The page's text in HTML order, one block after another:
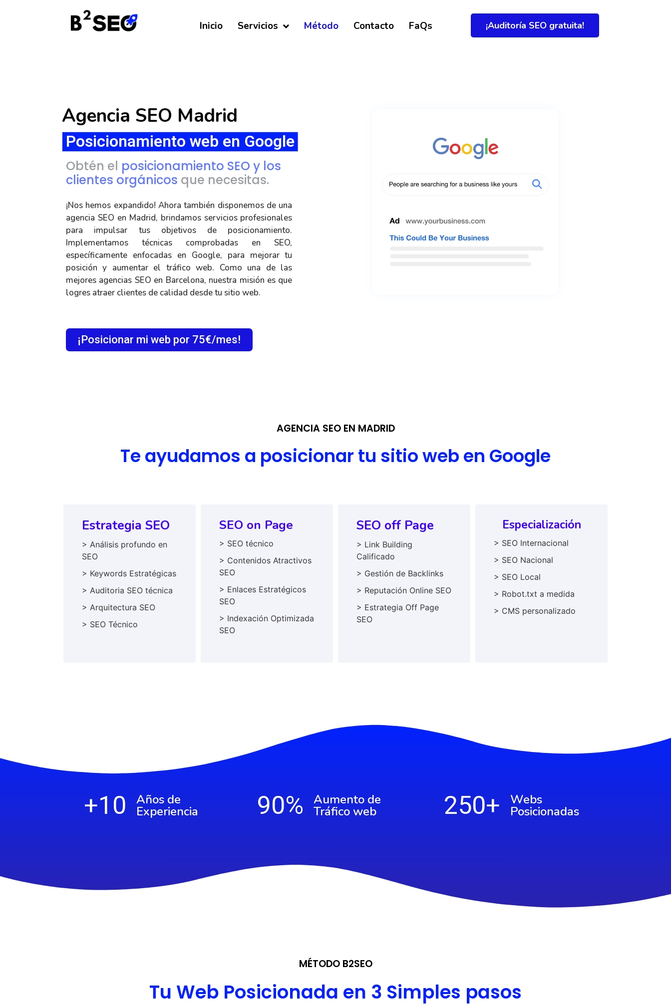
Inicio Servicios Método Contacto FaQs ¡Auditoría SEO gratuita!
Agencia SEO Madrid
Posicionamiento web en Google
Obtén el posicionamiento SEO y los
clientes orgánicos que necesitas.
¡Nos hemos expandido! Ahora también disponemos de una
agencia SEO en Madrid, brindamos servicios profesionales
para impulsar tus objetivos de posicionamiento.
Implementamos técnicas comprobadas en SEO,
específicamente enfocadas en Google, para mejorar tu
posición y aumentar el tráfico web. Como una de las
mejores agencias SEO en Barcelona, nuestra misión es que
logres atraer clientes de calidad desde tu sitio web.
¡Posicionar mi web por 75€/mes!
AGENCIA SEO EN MADRID
Te ayudamos a posicionar tu sitio web en Google
Estrategia SEO
> Análisis profundo en
SEO
> Keywords Estratégicas
> Auditoria SEO técnica
> Arquitectura SEO
> SEO Técnico
SEO on Page
> SEO técnico
> Contenidos Atractivos
SEO
> Enlaces Estratégicos
SEO
> Indexación Optimizada
SEO
SEO off Page
> Link Building
Calificado
> Gestión de Backlinks
> Reputación Online SEO
> Estrategia Off Page
SEO
Especialización
> SEO Internacional
> SEO Nacional
> SEO Local
> Robot.txt a medida
> CMS personalizado
+10 Años de
Experiencia 90% Aumento de
Tráfico web 250+ Webs
Posicionadas
MÉTODO B2SEO
Tu Web Posicionada en 3 Simples pasos